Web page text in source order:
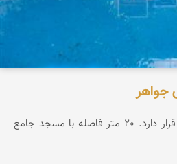
جواهر
در بافت تاریخی و مرکز شهر قرار دارد. 20 متر فاصله با مسجد جامع